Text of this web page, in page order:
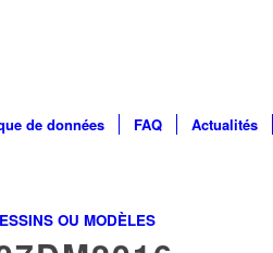
de données FAQ Actualités
OU MODÈLES